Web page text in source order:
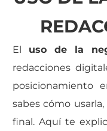
El uso de la
redacciones
posicionamiento
sabes cómo
final. Aquí te